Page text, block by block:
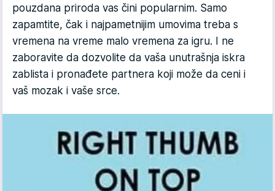
pouzdana priroda vas čini popularnim. Samo
zapamtite, čak i najpametnijim umovima treba s
vremena na vreme malo vremena za igru. I ne
zaboravite da dozvolite da vaša unutrašnja iskra
zablista i pronađete partnera koji može da ceni i
vaš mozak i vaše srce.